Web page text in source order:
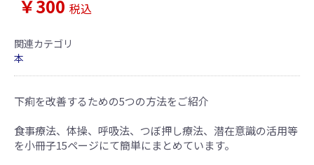
￥300 税込
関連カテゴリ
本
下痢を改善するための5つの方法をご紹介
食事療法、体操、呼吸法、つぼ押し療法、潜在意識の活用等
を小冊子15ページにて簡単にまとめています。